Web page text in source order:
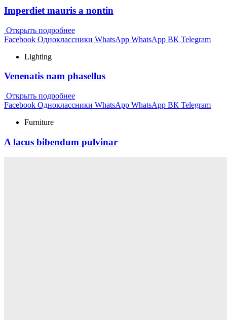
Imperdiet mauris a nontin
Открыть подробнее
Facebook Одноклассники WhatsApp WhatsApp ВК Telegram
Lighting
Venenatis nam phasellus
Открыть подробнее
Facebook Одноклассники WhatsApp WhatsApp ВК Telegram
Furniture
A lacus bibendum pulvinar